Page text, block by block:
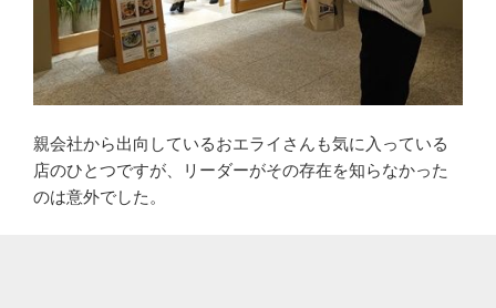
親会社から出向しているおエライさんも気に入っている
店のひとつですが、リーダーがその存在を知らなかった
のは意外でした。